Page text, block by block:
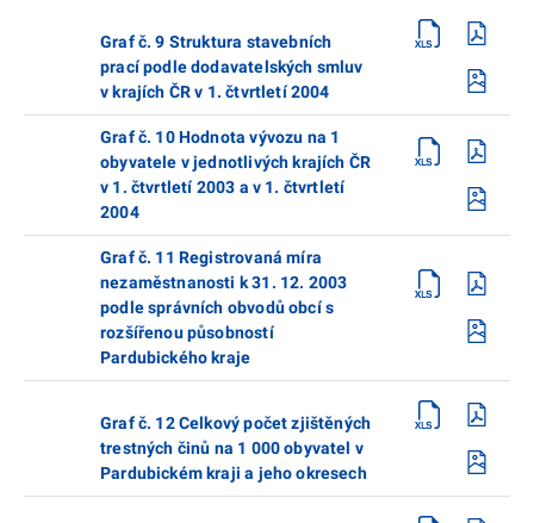
Graf č. 9 Struktura stavebních
prací podle dodavatelských smluv
v krajích ČR v 1. čtvrtletí 2004
Graf č. 10 Hodnota vývozu na 1
obyvatele v jednotlivých krajích ČR
v 1. čtvrtletí 2003 a v 1. čtvrtletí
2004
Graf č. 11 Registrovaná míra
nezaměstnanosti k 31. 12. 2003
podle správních obvodů obcí s
rozšířenou působností
Pardubického kraje
Graf č. 12 Celkový počet zjištěných
trestných činů na 1 000 obyvatel v
Pardubickém kraji a jeho okresech